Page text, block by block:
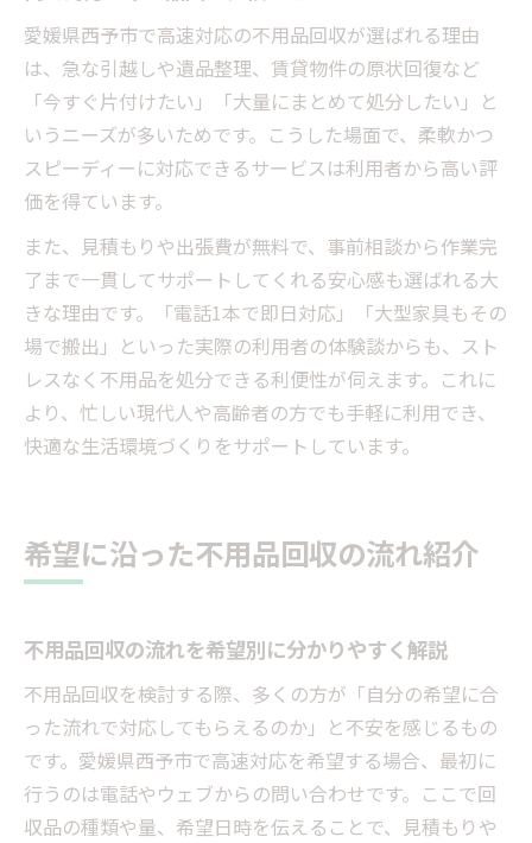
愛媛県西予市で高速対応の不用品回収が選ばれる理由
は、急な引越しや遺品整理、賃貸物件の原状回復など
「今すぐ片付けたい」「大量にまとめて処分したい」と
いうニーズが多いためです。こうした場面で、柔軟かつ
スピーディーに対応できるサービスは利用者から高い評
価を得ています。
また、見積もりや出張費が無料で、事前相談から作業完
了まで一貫してサポートしてくれる安心感も選ばれる大
きな理由です。「電話1本で即日対応」「大型家具もその
場で搬出」といった実際の利用者の体験談からも、スト
レスなく不用品を処分できる利便性が伺えます。これに
より、忙しい現代人や高齢者の方でも手軽に利用でき、
快適な生活環境づくりをサポートしています。
希望に沿った不用品回収の流れ紹介
不用品回収の流れを希望別に分かりやすく解説
不用品回収を検討する際、多くの方が「自分の希望に合
った流れで対応してもらえるのか」と不安を感じるもの
です。愛媛県西予市で高速対応を希望する場合、最初に
行うのは電話やウェブからの問い合わせです。ここで回
収品の種類や量、希望日時を伝えることで、見積もりや